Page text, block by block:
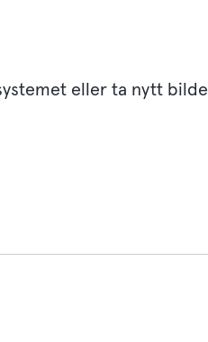
eller ta nytt bilde